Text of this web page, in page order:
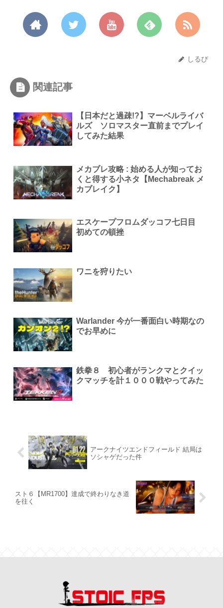
しるび
関連記事
【日本だと過疎!?】マーベルライバ
ルズ ソロマスター直前までプレイ
してみた結果
メカブレ攻略 : 始める人が知ってお
くと得する小ネタ【Mechabreak メ
カブレイク】
エスケープフロムダッコフ七日目
初めての頓挫
ワニを狩りたい
Warlander 今が一番面白い時期なの
でお早めに
鉄拳８ 初心者がランクマとクイッ
クマッチを計１０００戦やってみた
アークナイツエンドフィールド 結局は
ソシャゲだった件
スト６【MR1700】達成で終わりなき道
を往く